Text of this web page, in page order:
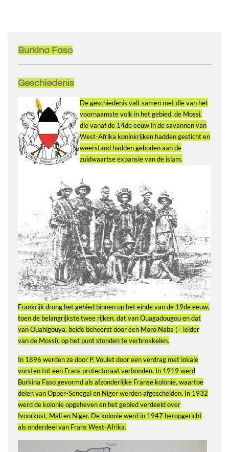
Burkina Faso
Geschiedenis
De geschiedenis valt samen met die van het
voornaamste volk in het gebied, de Mossi,
die vanaf de 14de eeuw in de savannen van
West-Afrika koninkrijken hadden gesticht en
weerstand hadden geboden aan de
zuidwaartse expansie van de islam.
Frankrijk drong het gebied binnen op het einde van de 19de eeuw,
toen de belangrijkste twee rijken, dat van Ouagadougou en dat
van Ouahigouya, beide beheerst door een Moro Naba (= leider
van de Mossi), op het punt stonden te verbrokkelen.
In 1896 werden ze door P. Voulet door een verdrag met lokale
vorsten tot een Frans protectoraat verbonden. In 1919 werd
Burkina Faso gevormd als afzonderlijke Franse kolonie, waartoe
delen van Opper-Senegal en Niger werden afgescheiden. In 1932
werd de kolonie opgeheven en het gebied verdeeld over
Ivoorkust, Mali en Niger. De kolonie werd in 1947 heropgericht
als onderdeel van Frans West-Afrika.